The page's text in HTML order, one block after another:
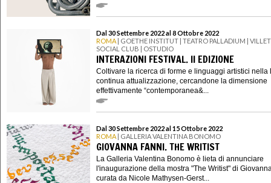
Dal 30 Settembre 2022 al 8 Ottobre 2022
ROMA | GOETHE INSTITUT | TEATRO PALLADIUM |
SOCIAL CLUB | OSTUDIO
INTERAZIONI FESTIVAL. II EDIZIONE
Coltivare la ricerca di forme e linguaggi artistici nella
continua attualizzazione, cercandone la dimensione
effettivamente “contemporanea&...
Dal 30 Settembre 2022 al 15 Ottobre 2022
ROMA | GALLERIA VALENTINA BONOMO
GIOVANNA FANNI. THE WRITIST
La Galleria Valentina Bonomo è lieta di annunciare
l'inaugurazione della mostra "The Writist" di
curata da Nicole Mathysen-Gerst...